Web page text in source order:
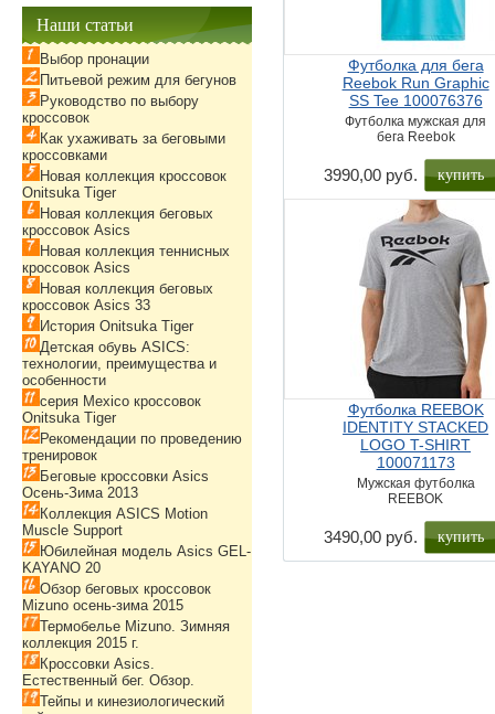
Футболка для бега
Reebok Run Graphic
SS Tee 100076376
Футболка мужская для
бега Reebok
3990,00 руб. купить
Футболка REEBOK
IDENTITY STACKED
LOGO T-SHIRT
100071173
Мужская футболка
REEBOK
3490,00 руб. купить
Наши статьи
Выбор пронации
Питьевой режим для бегунов
Руководство по выбору
кроссовок
Как ухаживать за беговыми
кроссовками
Новая коллекция кроссовок
Onitsuka Tiger
Новая коллекция беговых
кроссовок Asics
Новая коллекция теннисных
кроссовок Asics
Новая коллекция беговых
кроссовок Asics 33
История Onitsuka Tiger
Детская обувь ASICS:
технологии, преимущества и
особенности
серия Mexico кроссовок
Onitsuka Tiger
Рекомендации по проведению
тренировок
Беговые кроссовки Asics
Осень-Зима 2013
Коллекция ASICS Motion
Muscle Support
Юбилейная модель Asics GEL-
KAYANO 20
Обзор беговых кроссовок
Mizuno осень-зима 2015
Термобелье Mizuno. Зимняя
коллекция 2015 г.
Кроссовки Asics.
Естественный бег. Обзор.
Тейпы и кинезиологический